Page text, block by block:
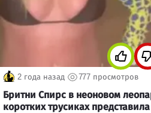
2 года назад 777 просмотров
Бритни Спирс в неоновом
коротких трусиках